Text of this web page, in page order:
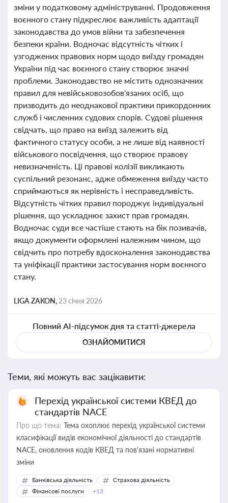
зміни у податковому адмініструванні. Продовження
воєнного стану підкреслює важливість адаптації
законодавства до умов війни та забезпечення
безпеки країни. Водночас відсутність чітких і
узгоджених правових норм щодо виїзду громадян
України під час воєнного стану створює значні
проблеми. Законодавство не містить однозначних
правил для невійськовозобов'язаних осіб, що
призводить до неоднакової практики прикордонних
служб і численних судових спорів. Судові рішення
свідчать, що право на виїзд залежить від
фактичного статусу особи, а не лише від наявності
військового посвідчення, що створює правову
невизначеність. Ці правові колізії викликають
суспільний резонанс, адже обмеження виїзду часто
сприймаються як нерівність і несправедливість.
Відсутність чітких правил породжує індивідуальні
рішення, що ускладнює захист прав громадян.
Водночас суди все частіше стають на бік позивачів,
якщо документи оформлені належним чином, що
свідчить про потребу вдосконалення законодавства
та уніфікації практики застосування норм воєнного
стану.
LIGA ZAKON, 23 січня 2026
Повний AI-підсумок дня та статті-джерела
ОЗНАЙОМИТИСЯ
Теми, які можуть вас зацікавити:
Перехід української системи КВЕД до
стандартів NACE
Про що тема: Тема охоплює перехід української системи
класифікації видів економічної діяльності до стандартів
NACE, оновлення кодів КВЕД та пов'язані нормативні
зміни
Банківська діяльність
Страхова діяльність
Фінансові послуги
+13